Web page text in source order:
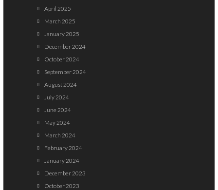
April 2025
March 2025
January 2025
December 2024
October 2024
September 2024
August 2024
July 2024
June 2024
May 2024
March 2024
February 2024
January 2024
December 2023
October 2023